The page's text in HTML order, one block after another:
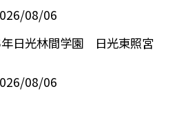
08/06
年日光林間学園 日光東照宮
08/06